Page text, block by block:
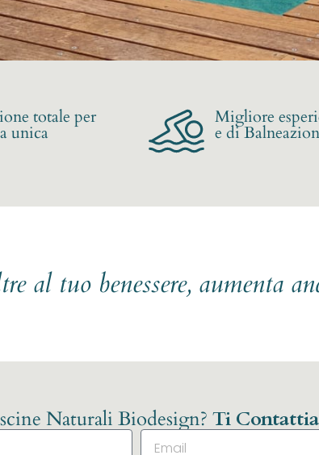
totale per
unica
Migliore
e di
al tuo benessere, aumenta
Naturali Biodesign? Ti